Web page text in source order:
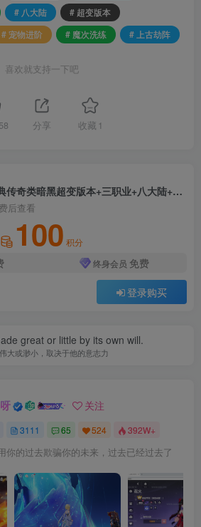
# 八大陆
# 超变版本
# 宠物进阶 # 魔次洗练 # 上古劫阵
喜欢就支持一下吧
58 分享 收藏 1
《精修传仙屠魔传》经典传奇类暗黑超变版本+三职业+八大陆+宠物进阶+魔次洗练+上古劫阵+单机登录器+配套网站
后查看
100 积分
终身会员 免费
登录购买
great or little by its own will.
大或渺小，取决于他的意志力
关注
3111 65 524 392W+
你的过去欺骗你的未来，过去已经过去了